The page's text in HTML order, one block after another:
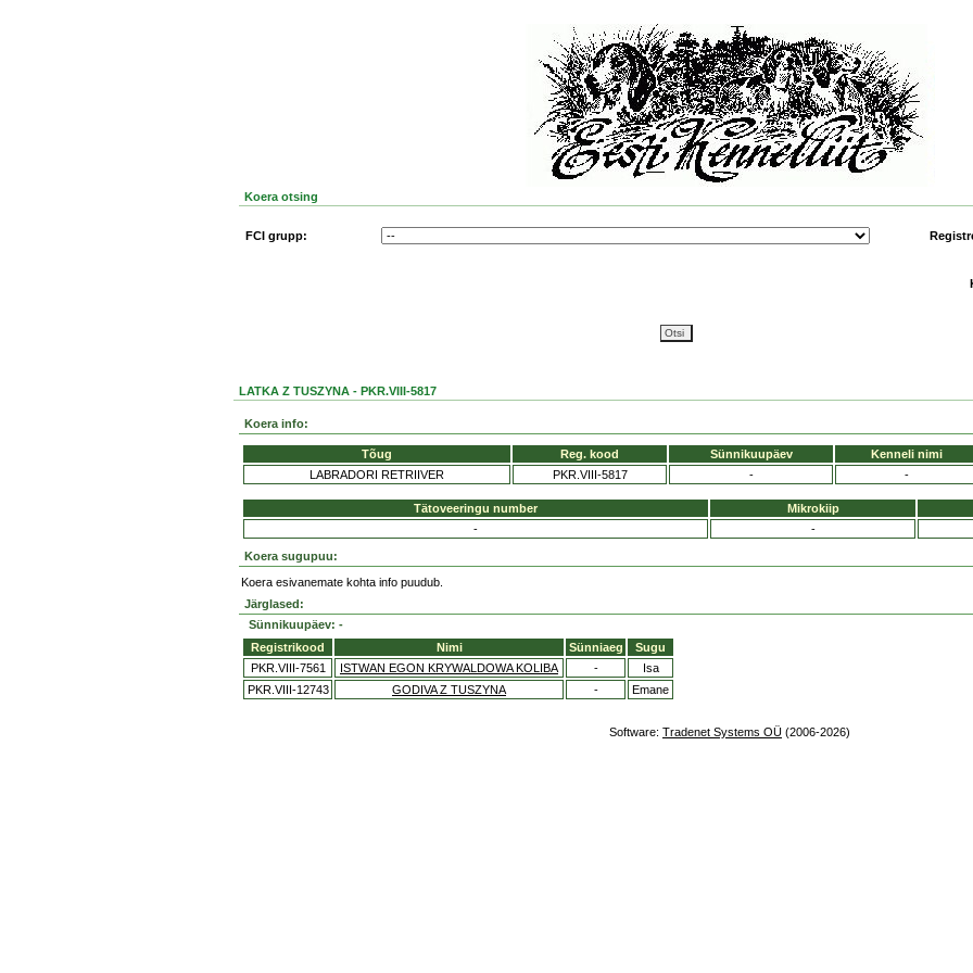
Koera otsing
FCI grupp:
LATKA Z TUSZYNA - PKR.VIII-5817
Koera info:
Tõug Reg. kood Sünnikuupäev Kenneli nimi
LABRADORI RETRIIVER
PKR.VIII-5817 - -
Tätoveeringu number Mikrokiip
-
-
Koera sugupuu:
Koera esivanemate kohta info puudub.
Järglased:
Sünnikuupäev: -
Registrikood
Nimi Sünniaeg
Sugu
PKR.VIII-7561
ISTWAN EGON KRYWALDOWA KOLIBA -
Isa
PKR.VIII-12743
GODIVA Z TUSZYNA - Emane
Software: Tradenet Systems OÜ (2006-2026)